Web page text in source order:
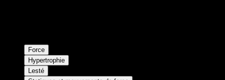
Force
Hypertrophie
Lesté